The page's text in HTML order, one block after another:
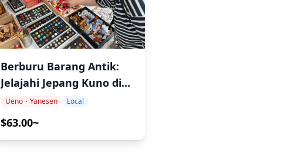
Berburu Barang Antik:
Jelajahi Jepang Kuno di
Pasar Loak Yanaka
Ueno・Yanesen Local
$63.00~